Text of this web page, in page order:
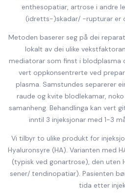
enthesopatiar, artrose i andre
(idretts-)skadar/ -rupturar er
Metoden baserer seg på dei
lokalt av dei ulike
mediatorar som finst i blodplasma
vert oppkonsentrerte ved
plasma. Samstundes separerer
raude og kvite blodlekamar,
samanheng. Behandlinga kan vert
inntil 3 injeksjonar med 1-3
Vi tilbyr to ulike produkt for
Hyaluronsyre (HA). Varianten med
(typisk ved gonartrose), den uten
sener/ tendinopatiar). Pasienten
tida etter